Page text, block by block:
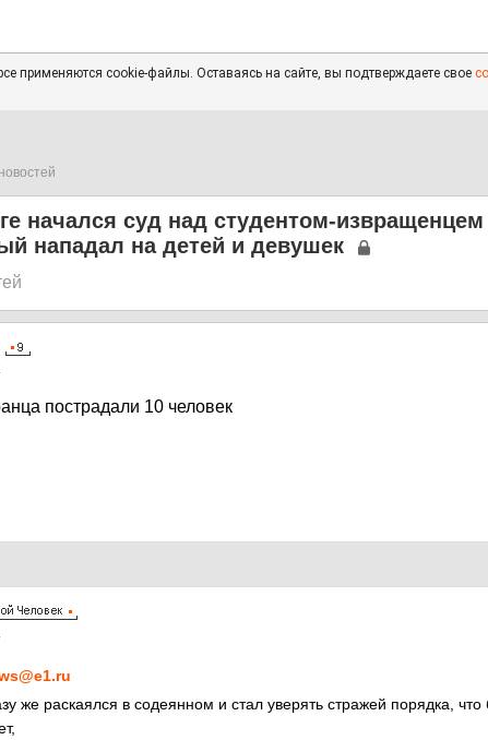
применяются cookie-файлы. Оставаясь на сайте, вы подтверждаете свое
начался суд над студентом-извращенцем
нападал на детей и девушек
пострадали 10 человек
же раскаялся в содеянном и стал уверять стражей порядка, что